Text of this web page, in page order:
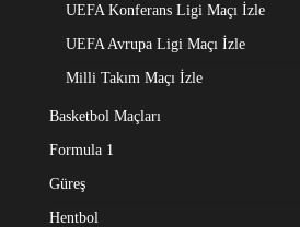
UEFA Konferans Ligi Maçı İzle
UEFA Avrupa Ligi Maçı İzle
Milli Takım Maçı İzle
Basketbol Maçları
Formula 1
Güreş
Hentbol